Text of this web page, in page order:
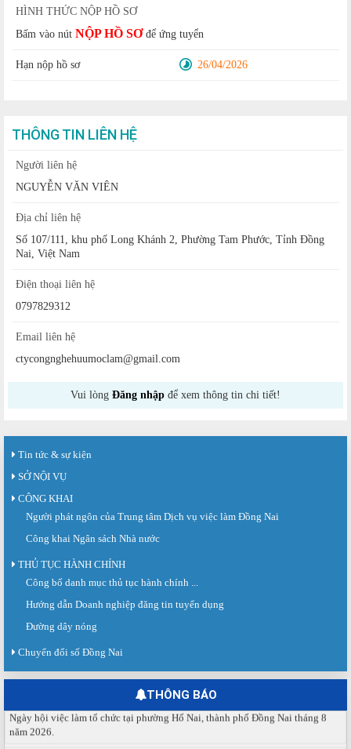
HÌNH THỨC NỘP HỒ SƠ
Bấm vào nút NỘP HỒ SƠđể ứng tuyển
Hạn nộp hồ sơ 26/04/2026
THÔNG TIN LIÊN HỆ
Người liên hệ
NGUYỄN VĂN VIÊN
Địa chỉ liên hệ
Số 107/111, khu phố Long Khánh 2, Phường Tam Phước, Tỉnh Đồng
Nai, Việt Nam
Điện thoại liên hệ
0797829312
Email liên hệ
ctycongnghehuumoclam@gmail.com
Vui lòng Đăng nhập để xem thông tin chi tiết!
Tin tức & sự kiện
SỞ NỘI VỤ
CÔNG KHAI
Người phát ngôn của Trung tâm Dịch vụ việc làm Đồng Nai
Công khai Ngân sách Nhà nước
THỦ TỤC HÀNH CHÍNH
Công bố danh mục thủ tục hành chính ...
Hướng dẫn Doanh nghiệp đăng tin tuyển dụng
Đường dây nóng
Chuyển đổi số Đồng Nai
THÔNG BÁO
Sàn giao dịch việc làm lần thứ 08 năm 2026: Hơn 4.300 cơ hội...
Sáng ngày 03/8/2026, Trung tâm Dịch vụ việc làm Đồng Nai tổ chức Sàn giao
dịch việc làm lần thứ 08...
Báo cáo kết quả tổ chức Sàn giao dịch việc làm lần thứ 08/2026 ngày 03
Ngày hội việc làm phường Hố Nai tháng 8 năm 2026
Ngày hội việc làm tổ chức tại phường Hố Nai, thành phố Đồng Nai tháng 8
năm 2026.